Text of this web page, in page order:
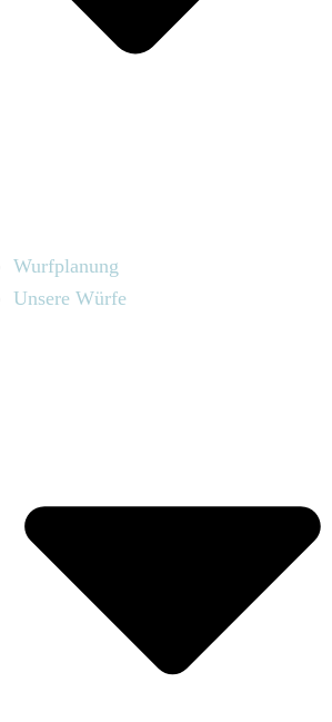
Wurfplanung
Unsere Würfe